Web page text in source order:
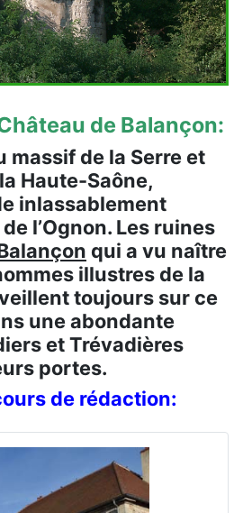
de Balançon:
massif de la Serre et
Haute-Saône,
inlassablement
l’Ognon. Les ruines
qui a vu naître
illustres de la
toujours sur ce
une abondante
et Trévadières
portes.
de rédaction: